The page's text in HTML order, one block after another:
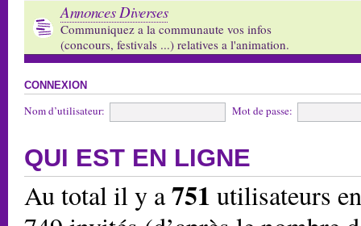
Annonces Diverses
Communiquez a la communaute vos infos
(concours, festivals ...) relatives a l'animation.
CONNEXION
Nom d’utilisateur: Mot de passe:
QUI EST EN LIGNE
Au total il y a751 utilisateurs